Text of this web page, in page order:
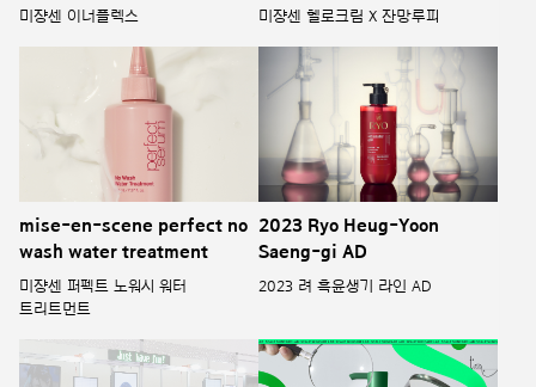
미쟝센 이너플렉스 미쟝센 헬로크림 X 잔망루피
mise-en-scene perfect no
wash water treatment
미쟝센 퍼펙트 노워시 워터
트리트먼트
2023 Ryo Heug-Yoon
Saeng-gi AD
2023 려 흑윤생기 라인 AD